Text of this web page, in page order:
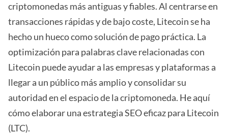
criptomonedas más antiguas y fiables. Al centrarse en
transacciones rápidas y de bajo coste, Litecoin se ha
hecho un hueco como solución de pago práctica. La
optimización para palabras clave relacionadas con
Litecoin puede ayudar a las empresas y plataformas a
llegar a un público más amplio y consolidar su
autoridad en el espacio de la criptomoneda. He aquí
cómo elaborar una estrategia SEO eficaz para Litecoin
(LTC).